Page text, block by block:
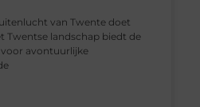
van Twente doet
Twentse landschap biedt de
avontuurlijke